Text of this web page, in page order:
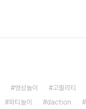
영상놀이 고퀄리티
파티놀이 daction